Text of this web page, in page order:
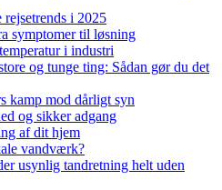
rejsetrends i 2025
symptomer til løsning
i industri
og tunge ting: Sådan gør du det
kamp mod dårligt syn
og sikker adgang
af dit hjem
vandværk?
usynlig tandretning helt uden